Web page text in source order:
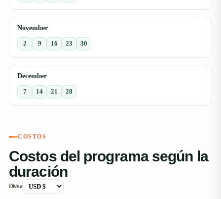
November
2 9 16 23 30
December
7 14 21 28
COSTOS
Costos del programa según la
duración
Divisa